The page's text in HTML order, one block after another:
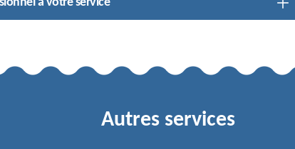
Autres services